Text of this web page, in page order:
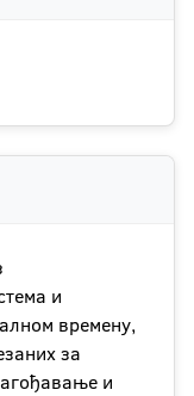
и
времену,
за
и